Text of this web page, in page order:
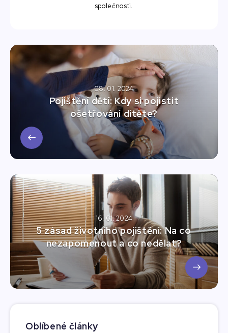
společnosti.
08. 01. 2024
Pojištění dětí: Kdy si pojistit
ošetřování dítěte?
16. 01. 2024
5 zásad životního pojištění: Na co
nezapomenout a co nedělat?
Oblíbené články